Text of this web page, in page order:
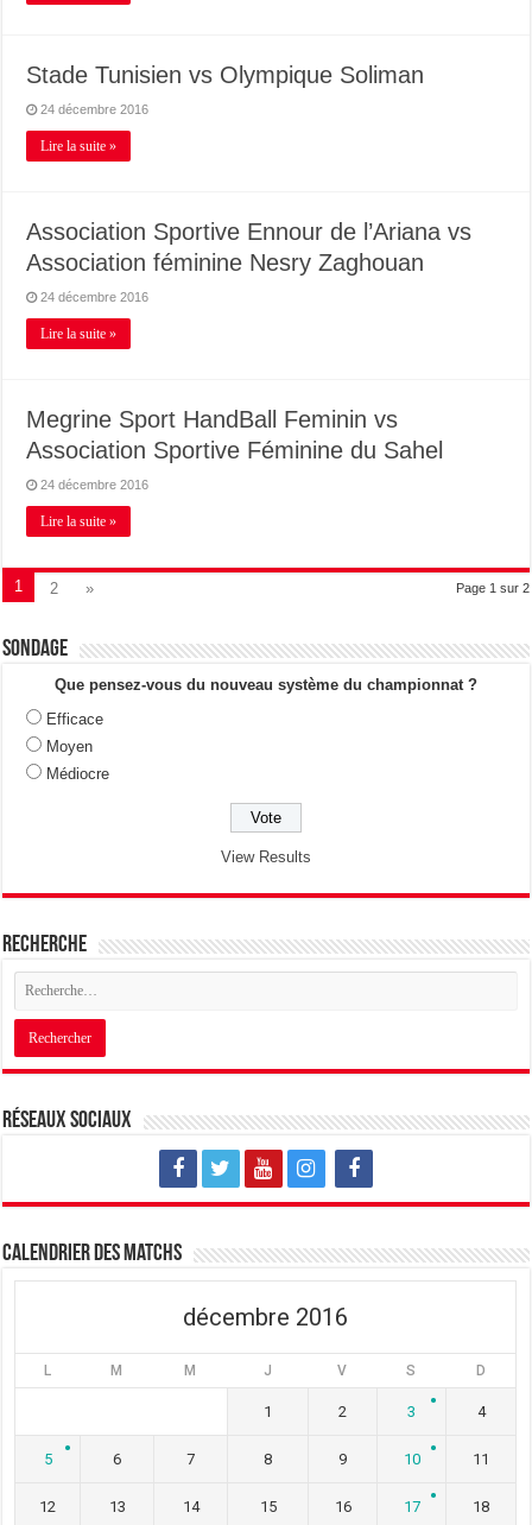
Stade Tunisien vs Olympique Soliman
24 décembre 2016
Lire la suite »
Association Sportive Ennour de l’Ariana vs
Association féminine Nesry Zaghouan
24 décembre 2016
Lire la suite »
Megrine Sport HandBall Feminin vs
Association Sportive Féminine du Sahel
24 décembre 2016
Lire la suite »
Page 1 sur 2
1 2 »
Sondage
Que pensez-vous du nouveau système du championnat ?
Efficace
Moyen
Médiocre
View Results
Recherche
Réseaux sociaux
Calendrier des matchs
décembre 2016
L M M J V S D
1 2 3 4
5 6 7 8 9 10 11
12 13 14 15 16 17 18